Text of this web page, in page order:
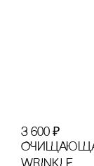
3 600 ₽
ОЧИЩАЮЩАЯ